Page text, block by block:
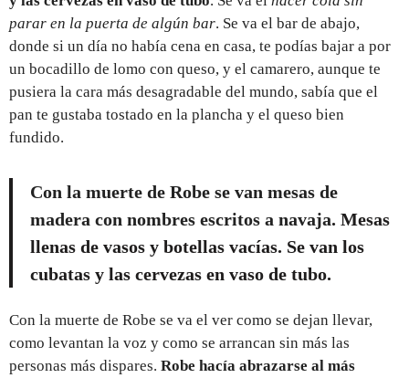
parar en la puerta de algún bar. Se va el bar de abajo,
donde si un día no había cena en casa, te podías bajar a por
un bocadillo de lomo con queso, y el camarero, aunque te
pusiera la cara más desagradable del mundo, sabía que el
pan te gustaba tostado en la plancha y el queso bien
fundido.
Con la muerte de Robe se van mesas de
madera con nombres escritos a navaja. Mesas
llenas de vasos y botellas vacías. Se van los
cubatas y las cervezas en vaso de tubo.
Con la muerte de Robe se va el ver como se dejan llevar,
como levantan la voz y como se arrancan sin más las
personas más dispares. Robe hacía abrazarse al más